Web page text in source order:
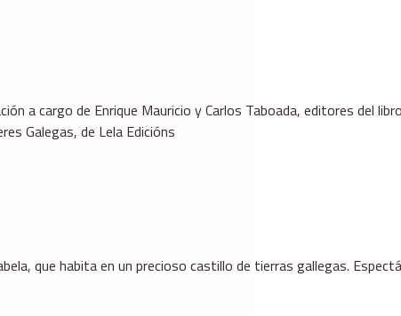
a cargo de Enrique Mauricio y Carlos Taboada, editores del
Galegas, de Lela Edicións
que habita en un precioso castillo de tierras gallegas.